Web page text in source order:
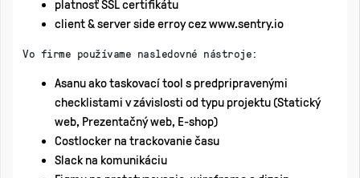
platnosť SSL certifikátu
client & server side erroy cez www.sentry.io
Vo firme používame nasledovné nástroje:
Asanu ako taskovací tool s predpripravenými
checklistami v závislosti od typu projektu (Statický
web, Prezentačný web, E-shop)
Costlocker na trackovanie času
Slack na komunikáciu